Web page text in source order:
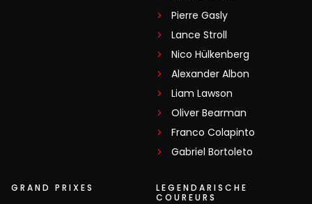
Pierre Gasly
Lance Stroll
Nico Hülkenberg
Alexander Albon
Liam Lawson
Oliver Bearman
Franco Colapinto
Gabriel Bortoleto
GRAND PRIXES
LEGENDARISCHE
COUREURS